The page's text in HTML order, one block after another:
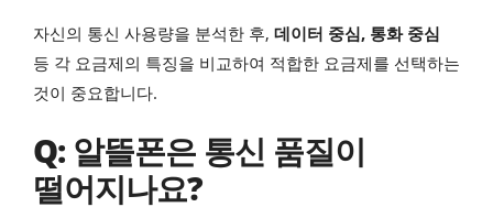
자신의 통신 사용량을 분석한 후, 데이터 중심, 통화 중심
등 각 요금제의 특징을 비교하여 적합한 요금제를 선택하는
것이 중요합니다.
Q: 알뜰폰은 통신 품질이
떨어지나요?